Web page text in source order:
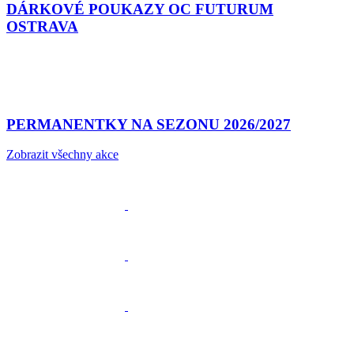
DÁRKOVÉ POUKAZY OC FUTURUM
OSTRAVA
PERMANENTKY NA SEZONU 2026/2027
Zobrazit všechny akce